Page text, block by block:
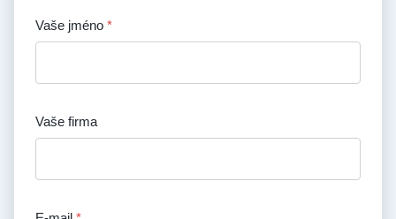
Vaše jméno
Vaše firma